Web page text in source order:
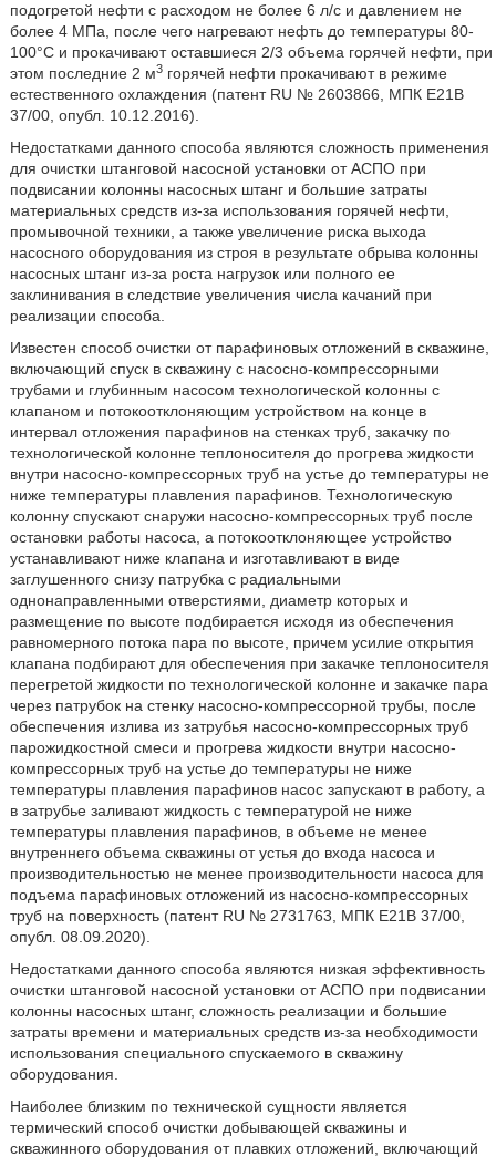
подогретой нефти с расходом не более 6 л/с и давлением не
более 4 МПа, после чего нагревают нефть до температуры 80-
100°C и прокачивают оставшиеся 2/3 объема горячей нефти, при
этом последние 2 м3горячей нефти прокачивают в режиме
естественного охлаждения (патент RU № 2603866, МПК Е21В
37/00, опубл. 10.12.2016).
Недостатками данного способа являются сложность применения
для очистки штанговой насосной установки от АСПО при
подвисании колонны насосных штанг и большие затраты
материальных средств из-за использования горячей нефти,
промывочной техники, а также увеличение риска выхода
насосного оборудования из строя в результате обрыва колонны
насосных штанг из-за роста нагрузок или полного ее
заклинивания в следствие увеличения числа качаний при
реализации способа.
Известен способ очистки от парафиновых отложений в скважине,
включающий спуск в скважину с насосно-компрессорными
трубами и глубинным насосом технологической колонны с
клапаном и потокоотклоняющим устройством на конце в
интервал отложения парафинов на стенках труб, закачку по
технологической колонне теплоносителя до прогрева жидкости
внутри насосно-компрессорных труб на устье до температуры не
ниже температуры плавления парафинов. Технологическую
колонну спускают снаружи насосно-компрессорных труб после
остановки работы насоса, а потокоотклоняющее устройство
устанавливают ниже клапана и изготавливают в виде
заглушенного снизу патрубка с радиальными
однонаправленными отверстиями, диаметр которых и
размещение по высоте подбирается исходя из обеспечения
равномерного потока пара по высоте, причем усилие открытия
клапана подбирают для обеспечения при закачке теплоносителя
перегретой жидкости по технологической колонне и закачке пара
через патрубок на стенку насосно-компрессорной трубы, после
обеспечения излива из затрубья насосно-компрессорных труб
парожидкостной смеси и прогрева жидкости внутри насосно-
компрессорных труб на устье до температуры не ниже
температуры плавления парафинов насос запускают в работу, а
в затрубье заливают жидкость с температурой не ниже
температуры плавления парафинов, в объеме не менее
внутреннего объема скважины от устья до входа насоса и
производительностью не менее производительности насоса для
подъема парафиновых отложений из насосно-компрессорных
труб на поверхность (патент RU № 2731763, МПК Е21В 37/00,
опубл. 08.09.2020).
Недостатками данного способа являются низкая эффективность
очистки штанговой насосной установки от АСПО при подвисании
колонны насосных штанг, сложность реализации и большие
затраты времени и материальных средств из-за необходимости
использования специального спускаемого в скважину
оборудования.
Наиболее близким по технической сущности является
термический способ очистки добывающей скважины и
скважинного оборудования от плавких отложений, включающий